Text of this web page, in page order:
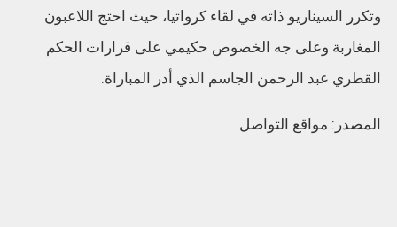
وتكرر السيناريو ذاته في لقاء كرواتيا، حيث احتج اللاعبون
المغاربة وعلى جه الخصوص حكيمي على قرارات الحكم
القطري عبد الرحمن الجاسم الذي أدر المباراة.
المصدر: مواقع التواصل